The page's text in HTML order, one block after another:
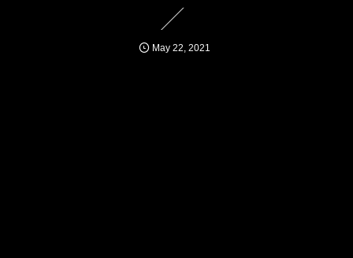
May 22,2021